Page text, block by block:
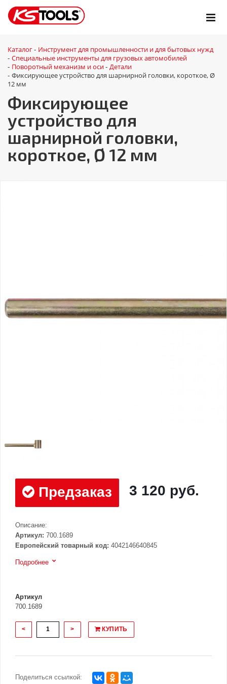
Каталог - Инструмент для промышленности и для бытовых нужд
- Специальные инструменты для грузовых автомобилей
- Поворотный механизм и оси - Детали
- Фиксирующее устройство для шарнирной головки, короткое, Ø
12 мм
Фиксирующее
устройство для
шарнирной головки,
короткое, Ø 12 мм
Предзаказ 3 120 руб.
Описание:
Артикул: 700.1689
Европейский товарный код: 4042146640845
Подробнее
Артикул
700.1689
< > КУПИТЬ
Поделиться ссылкой: